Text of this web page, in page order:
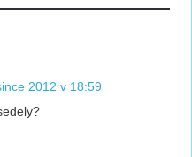
2012 v 18:59